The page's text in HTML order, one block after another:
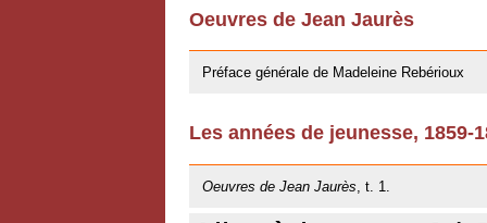
Oeuvres de Jean Jaurès
Préface générale de Madeleine Rebérioux
Les années de jeunesse, 1859-
Oeuvres de Jean Jaurès , t. 1.